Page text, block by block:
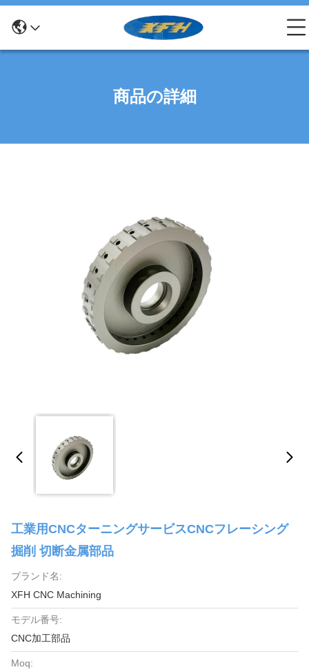
商品の詳細
工業用CNCターニングサービスCNCフレーシング
掘削 切断金属部品
ブランド名:
XFH CNC Machining
モデル番号:
CNC加工部品
Moq: